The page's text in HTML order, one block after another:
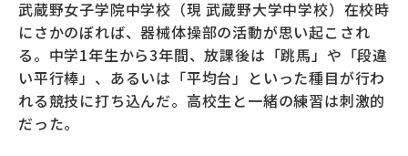
武蔵野女子学院中学校（現 武蔵野大学中学校）在校時
にさかのぼれば、器械体操部の活動が思い起こされ
る。中学1年生から3年間、放課後は「跳馬」や「段違
い平行棒」、あるいは「平均台」といった種目が行わ
れる競技に打ち込んだ。高校生と一緒の練習は刺激的
だった。